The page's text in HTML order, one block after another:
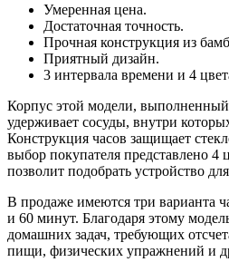
Умеренная цена.
Достаточная точность.
Прочная конструкция из
Приятный дизайн.
3 интервала времени и 4
Корпус этой модели, выполненный
удерживает сосуды, внутри
Конструкция часов защищает
выбор покупателя представлено 4
позволит подобрать устройство
В продаже имеются три варианта
и 60 минут. Благодаря этому
домашних задач, требующих
пищи, физических упражнений и